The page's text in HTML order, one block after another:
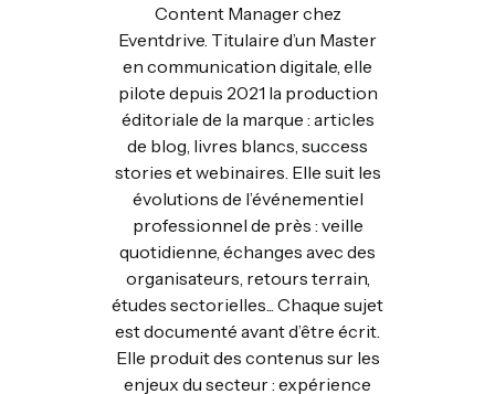
Content Manager chez
Eventdrive. Titulaire d’un Master
en communication digitale, elle
pilote depuis 2021 la production
éditoriale de la marque : articles
de blog, livres blancs, success
stories et webinaires. Elle suit les
évolutions de l’événementiel
professionnel de près : veille
quotidienne, échanges avec des
organisateurs, retours terrain,
études sectorielles... Chaque sujet
est documenté avant d’être écrit.
Elle produit des contenus sur les
enjeux du secteur : expérience